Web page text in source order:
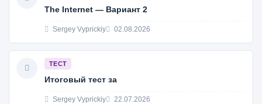
The Internet — Вариант 2
Sergey Vyprickiy 02.08.2026
ТЕСТ
Итоговый тест за
Sergey Vyprickiy 22.07.2026